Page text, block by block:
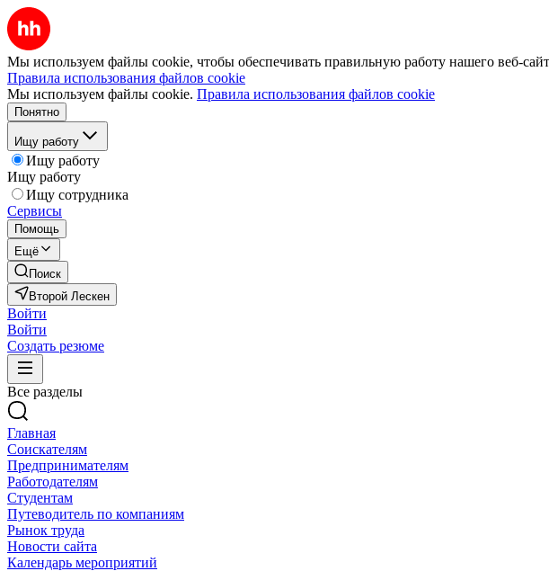
Мы используем файлы cookie, чтобы обеспечивать правильную работу нашего веб-
Правила использования файлов cookie
Мы используем файлы cookie. Правила использования файлов cookie
Понятно
Ищу работу
Ищу работу
Ищу работу
Ищу сотрудника
Сервисы
Помощь
Ещё
Поиск
Второй Лескен
Войти
Войти
Создать резюме
Все разделы
Главная
Соискателям
Предпринимателям
Работодателям
Студентам
Путеводитель по компаниям
Рынок труда
Новости сайта
Календарь мероприятий